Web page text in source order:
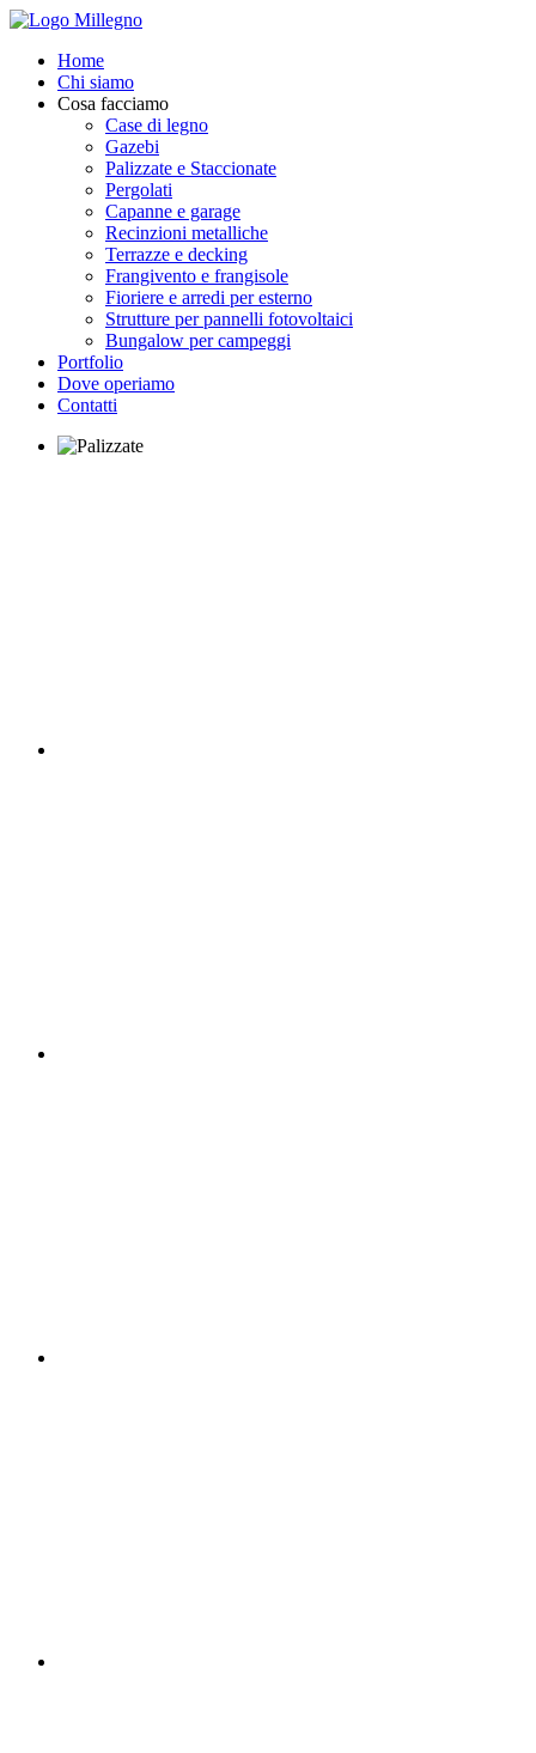
Home
Chi siamo
Cosa facciamo
Case di legno
Gazebi
Palizzate e Staccionate
Pergolati
Capanne e garage
Recinzioni metalliche
Terrazze e decking
Frangivento e frangisole
Fioriere e arredi per esterno
Strutture per pannelli fotovoltaici
Bungalow per campeggi
Portfolio
Dove operiamo
Contatti